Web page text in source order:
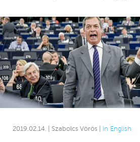
2019.02.14. | Szabolcs Vörös | In English